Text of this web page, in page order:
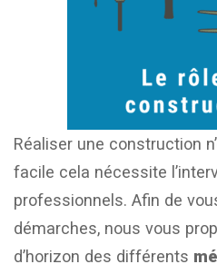
Réaliser une construction
facile cela nécessite
professionnels. Afin de
démarches, nous vous
d’horizon des différents